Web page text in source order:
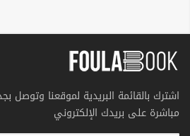
اشترك بالقائمة البريدية لموقعنا وتوصل
مباشرة على بريدك الإلكتروني